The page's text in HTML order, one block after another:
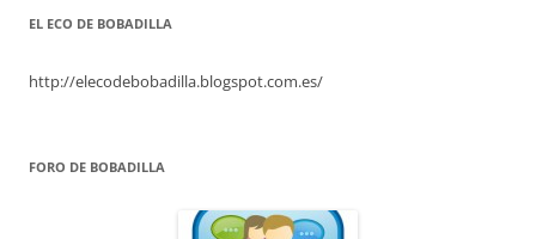
EL ECO DE BOBADILLA
http://elecodebobadilla.blogspot.com.es/
FORO DE BOBADILLA